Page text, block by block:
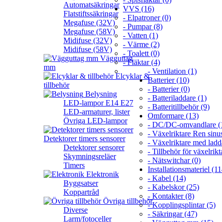
Automatsäkringar
Flatstiftssäkringar
Megafuse (32V)
Megafuse (58V)
Midifuse (32V)
Midifuse (58V)
Vägguttag
mm
Elcyklar &
tillbehör
Belysning
LED-lampor E14 E27
LED-armaturer, lister
Övriga LED-lampor
Detektorer timers sensorer
Detektorer sensorer
Skymningsreläer
Timers
Elektronik
Byggsatser
Koppartråd
Övriga tillbehör
Diverse
Larm/fotoceller
VVS (16)
- Elpatroner (0)
- Pumpar (8)
- Vatten (1)
- Värme (2)
- Toalett (0)
- Fläktar (4)
- Ventilation (1)
Batterier (10)
- Batterier (0)
- Batteriladdare (1)
- Batteritillbehör (9)
Omformare (13)
- DC/DC-omvandlare
- Växelriktare Ren
- Växelriktare med
- Tillbehör för
- Nätswitchar (0)
Installationsmateriel
- Kabel (14)
- Kabelskor (25)
- Kontakter (8)
- Kopplingsplintar (5)
- Säkringar (47)